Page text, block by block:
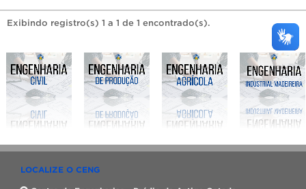
Exibindo registro(s) 1 a 1 de 1 encontrado(s).
LOCALIZE O CENG